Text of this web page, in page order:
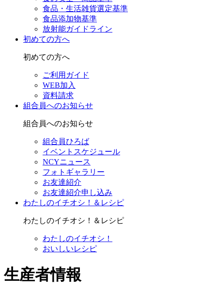
食品・生活雑貨選定基準
食品添加物基準
放射能ガイドライン
初めての方へ
初めての方へ
ご利用ガイド
WEB加入
資料請求
組合員へのお知らせ
組合員へのお知らせ
組合員ひろば
イベントスケジュール
NCYニュース
フォトギャラリー
お友達紹介
お友達紹介申し込み
わたしのイチオシ！＆レシピ
わたしのイチオシ！＆レシピ
わたしのイチオシ！
おいしいレシピ
生産者情報